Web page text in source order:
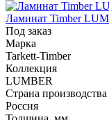
Ламинат Timber
Под заказ
Марка
Tarkett-Timber
Коллекция
LUMBER
Страна производства
Россия